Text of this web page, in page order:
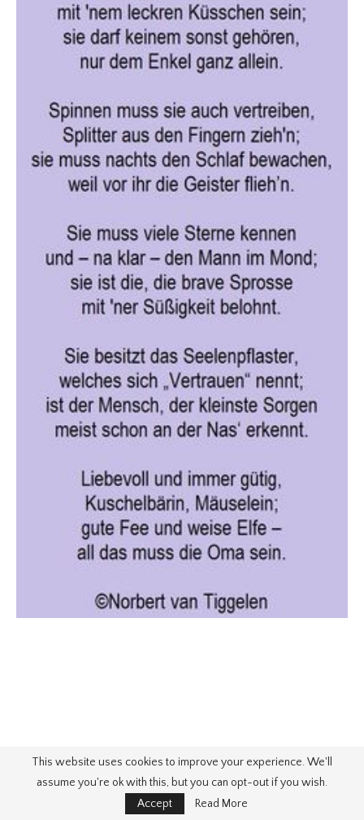
This website uses cookies to improve your experience. We'll
assume you're ok with this, but you can opt-out if you wish.
Accept
Read More